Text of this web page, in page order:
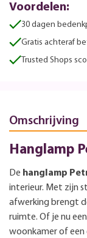
Voordelen:
30 dagen
Gratis achteraf
Trusted Shops
Omschrijving
Hanglamp
De hanglamp
interieur. Met zijn
afwerking brengt
ruimte. Of je nu
woonkamer of